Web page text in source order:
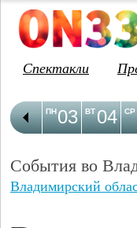
Спектакли
03
ПН 04
ВТ СР
События во
Владимирский